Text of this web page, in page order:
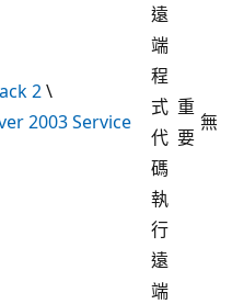
2\
2003 Service
遠
端
程
式
代
碼
執
行
重
要
無
遠
端